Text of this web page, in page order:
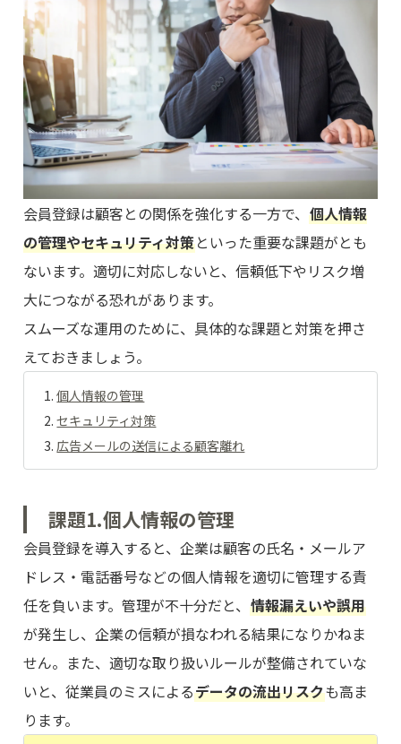
会員登録は顧客との関係を強化する一方で、個人情報
の管理やセキュリティ対策といった重要な課題がとも
ないます。適切に対応しないと、信頼低下やリスク増
大につながる恐れがあります。
スムーズな運用のために、具体的な課題と対策を押さ
えておきましょう。
個人情報の管理
セキュリティ対策
広告メールの送信による顧客離れ
課題1.個人情報の管理
会員登録を導入すると、企業は顧客の氏名・メールア
ドレス・電話番号などの個人情報を適切に管理する責
任を負います。管理が不十分だと、情報漏えいや誤用
が発生し、企業の信頼が損なわれる結果になりかねま
せん。また、適切な取り扱いルールが整備されていな
いと、従業員のミスによるデータの流出リスクも高ま
ります。